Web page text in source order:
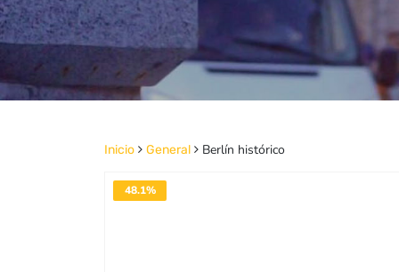
Inicio General Berlín histórico
48.1%